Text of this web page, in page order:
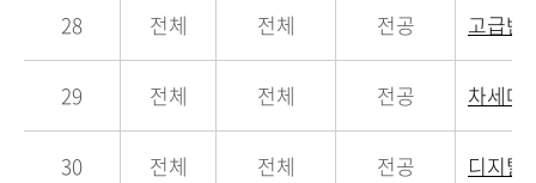
28 전체 전체 전공 고급반
29 전체 전체 전공 차세대
30 전체 전체 전공 디지탈